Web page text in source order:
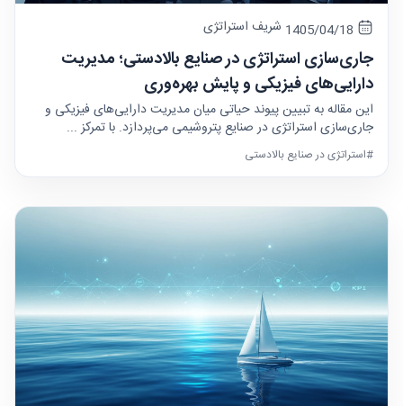
شریف استراتژی
جاری‌سازی استراتژی در صنایع بالادستی؛ مدیریت
دارایی‌های فیزیکی و پایش بهره‌وری
این مقاله به تبیین پیوند حیاتی میان مدیریت دارایی‌های فیزیکی و
جاری‌سازی استراتژی در صنایع پتروشیمی می‌پردازد. با تمرکز ...
#استراتژی در صنایع بالادستی